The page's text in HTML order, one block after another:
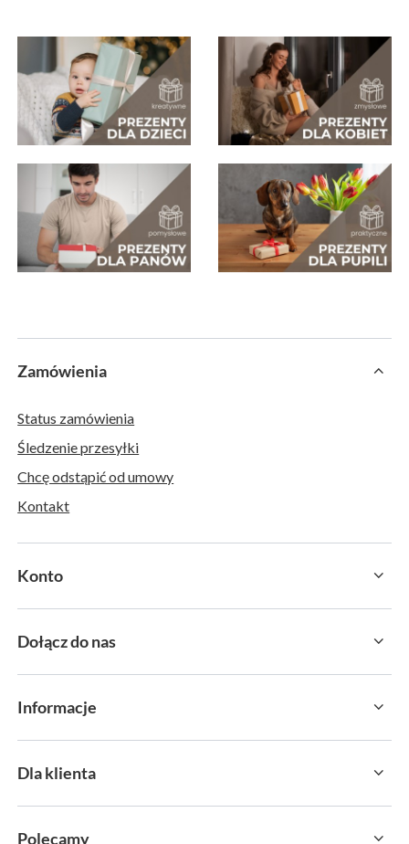
Zamówienia
Status zamówienia
Śledzenie przesyłki
Chcę odstąpić od umowy
Kontakt
Konto
Dołącz do nas
Informacje
Dla klienta
Polecamy